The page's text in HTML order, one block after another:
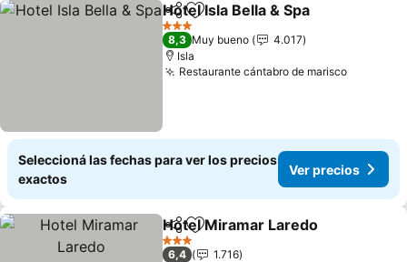
CompartirAñadir a favoritos
Hotel Isla Bella & Spa
3 Estrellas
8,3 Muy bueno
4.017
Isla
Restaurante cántabro de mariscoVer
Seleccioná las fechas para ver los precios
exactos
Ver precios
CompartirAñadir a favoritos
Hotel Miramar Laredo
3 Estrellas
6,4
1.716